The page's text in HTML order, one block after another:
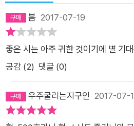
로 구성하였다. 새로운 시작을 위한 과제들과 함께 선 출발점 19
90년대 이후 지속적으로 제기되어온
더라도 시를 읽는 독자들이 점차 감소
시 쓰는 사람과 문학 애호가 일부에게
는 기류도 적지 않다. 또한 많은 예술
회적 안전망 탓에 시인들의 생존 자
억압 없는 삶의 가능성을 상징해온 시
봄 2017-07-19
좋은 시는 아주 귀한 것이기에 별 기
공감 (2) 댓글 (0)
우주굴리는지구인 2017-07-